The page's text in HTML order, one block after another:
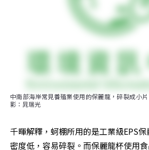
中南部海岸常見養殖業使用的保麗龍，碎裂成小
影：晁瑞光
千暉解釋，蚵棚所用的是工業級EPS保
密度低，容易碎裂。而保麗龍杯使用